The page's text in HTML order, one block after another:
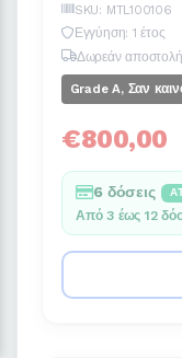
SKU: MTL100106
Εγγύηση: 1 έτος
Δωρεάν αποστολή
Grade A, Σαν
€800,00
6 δόσεις
Από 3 έως 12